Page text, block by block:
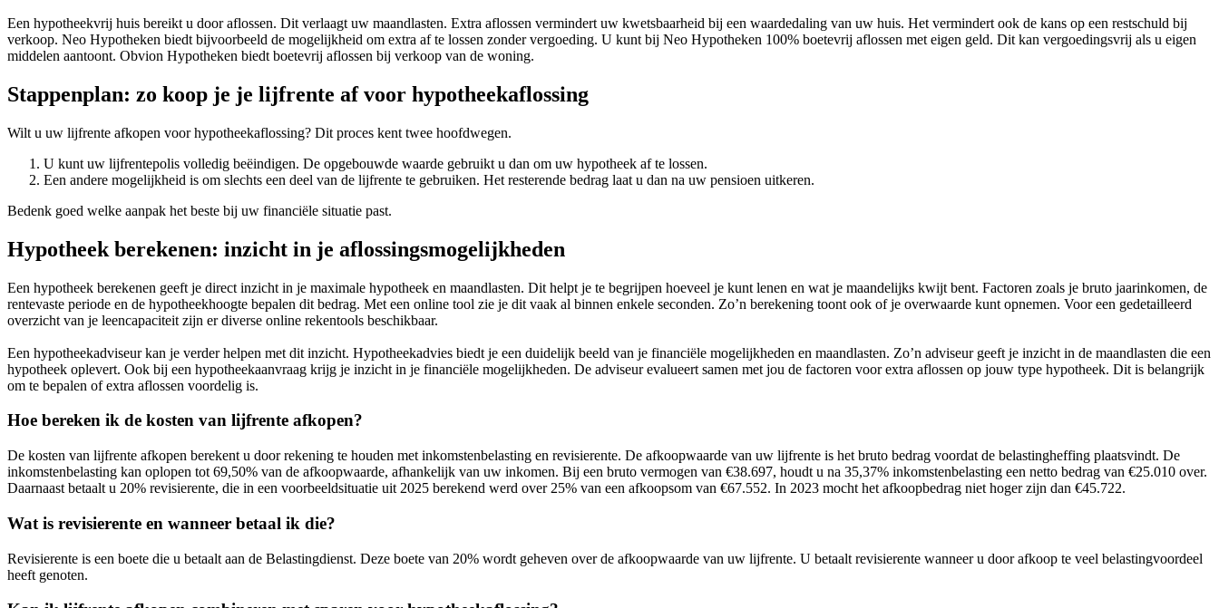
Een hypotheekvrij huis bereikt u door aflossen. Dit verlaagt uw maandlasten. Extra aflossen vermindert uw kwetsbaarheid bij een waardedaling van uw huis. Het vermindert ook de kans op een restschuld bij
verkoop. Neo Hypotheken biedt bijvoorbeeld de mogelijkheid om extra af te lossen zonder vergoeding. U kunt bij Neo Hypotheken 100% boetevrij aflossen met eigen geld. Dit kan vergoedingsvrij als u eigen
middelen aantoont. Obvion Hypotheken biedt boetevrij aflossen bij verkoop van de woning.
Stappenplan: zo koop je je lijfrente af voor hypotheekaflossing
Wilt u uw lijfrente afkopen voor hypotheekaflossing? Dit proces kent twee hoofdwegen.
U kunt uw lijfrentepolis volledig beëindigen. De opgebouwde waarde gebruikt u dan om uw hypotheek af te lossen.
Een andere mogelijkheid is om slechts een deel van de lijfrente te gebruiken. Het resterende bedrag laat u dan na uw pensioen uitkeren.
Bedenk goed welke aanpak het beste bij uw financiële situatie past.
Hypotheek berekenen: inzicht in je aflossingsmogelijkheden
Een hypotheek berekenen geeft je direct inzicht in je maximale hypotheek en maandlasten. Dit helpt je te begrijpen hoeveel je kunt lenen en wat je maandelijks kwijt bent. Factoren zoals je bruto jaarinkomen, de
rentevaste periode en de hypotheekhoogte bepalen dit bedrag. Met een online tool zie je dit vaak al binnen enkele seconden. Zo’n berekening toont ook of je overwaarde kunt opnemen. Voor een gedetailleerd
overzicht van je leencapaciteit zijn er diverse online rekentools beschikbaar.
Een hypotheekadviseur kan je verder helpen met dit inzicht. Hypotheekadvies biedt je een duidelijk beeld van je financiële mogelijkheden en maandlasten. Zo’n adviseur geeft je inzicht in de maandlasten die een
hypotheek oplevert. Ook bij een hypotheekaanvraag krijg je inzicht in je financiële mogelijkheden. De adviseur evalueert samen met jou de factoren voor extra aflossen op jouw type hypotheek. Dit is belangrijk
om te bepalen of extra aflossen voordelig is.
Hoe bereken ik de kosten van lijfrente afkopen?
De kosten van lijfrente afkopen berekent u door rekening te houden met inkomstenbelasting en revisierente. De afkoopwaarde van uw lijfrente is het bruto bedrag voordat de belastingheffing plaatsvindt. De
inkomstenbelasting kan oplopen tot 69,50% van de afkoopwaarde, afhankelijk van uw inkomen. Bij een bruto vermogen van €38.697, houdt u na 35,37% inkomstenbelasting een netto bedrag van €25.010 over.
Daarnaast betaalt u 20% revisierente, die in een voorbeeldsituatie uit 2025 berekend werd over 25% van een afkoopsom van €67.552. In 2023 mocht het afkoopbedrag niet hoger zijn dan €45.722.
Wat is revisierente en wanneer betaal ik die?
Revisierente is een boete die u betaalt aan de Belastingdienst. Deze boete van 20% wordt geheven over de afkoopwaarde van uw lijfrente. U betaalt revisierente wanneer u door afkoop te veel belastingvoordeel
heeft genoten.